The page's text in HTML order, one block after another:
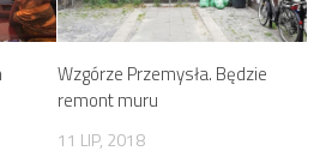
Wzgórze Przemysła. Będzie
remont muru
11 LIP, 2018